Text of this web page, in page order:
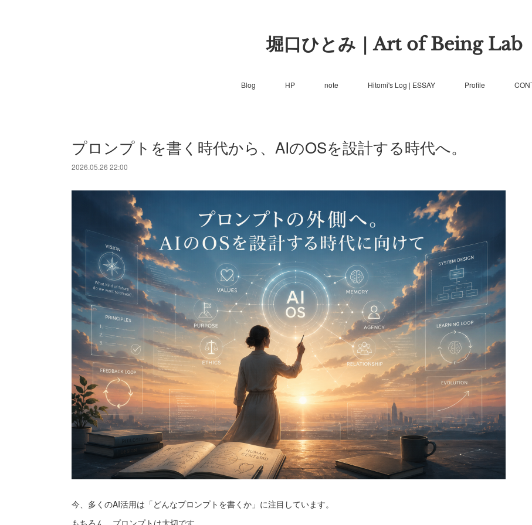
堀口ひとみ｜Art of Being Lab
Blog HP note Hitomi's Log | ESSAY Profile
プロンプトを書く時代から、AIのOSを設計する時代へ。
2026.05.26 22:00
今、多くのAI活用は「どんなプロンプトを書くか」に注目しています。
もちろん、プロンプトは大切です。